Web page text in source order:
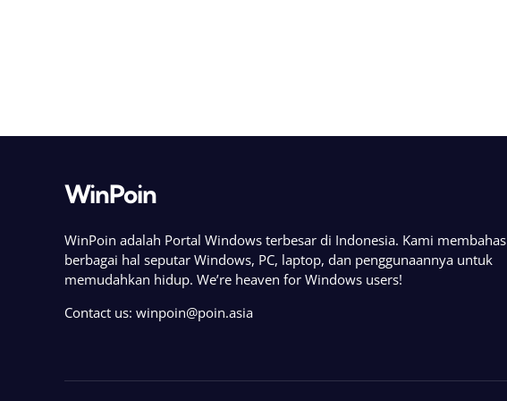
WinPoin
WinPoin adalah Portal Windows terbesar di Indonesia. Kami membahas
berbagai hal seputar Windows, PC, laptop, dan penggunaannya untuk
memudahkan hidup. We’re heaven for Windows users!
Contact us: winpoin@poin.asia